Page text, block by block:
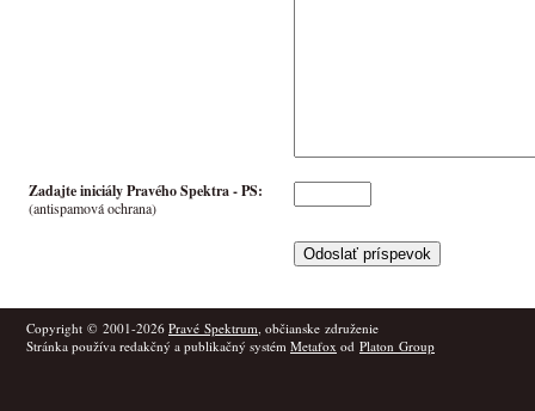
Zadajte iniciály Pravého Spektra -PS:
(antispamová ochrana)
Copyright © 2001-2026 Pravé Spektrum, občianske združenie
Stránka používa redakčný a publikačný systém Metafox od Platon Group